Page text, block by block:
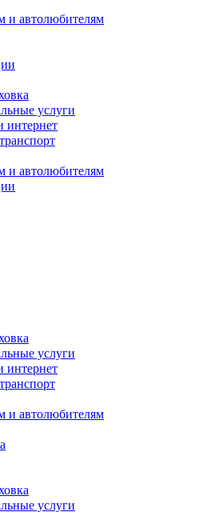
автолюбителям
услуги
интернет
автолюбителям
услуги
интернет
автолюбителям
услуги